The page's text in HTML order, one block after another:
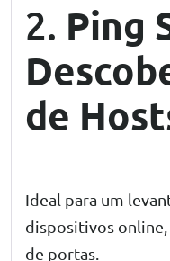
2. Ping
de
Ideal para um
dispositivos online,
de portas.